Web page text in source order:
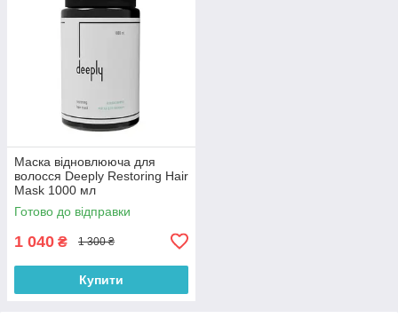
Маска відновлююча для
волосся Deeply Restoring Hair
Mask 1000 мл
Готово до відправки
1 040 ₴ 1 300 ₴
Купити